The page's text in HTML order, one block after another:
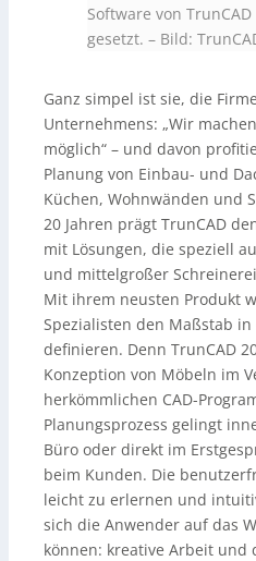
Software von
gesetzt. – Bild:
Ganz simpel ist sie, die
Unternehmens: „Wir
möglich“ – und davon
Planung von Einbau- und
Küchen, Wohnwänden und
20 Jahren prägt TrunCAD
mit Lösungen, die speziell
und mittelgroßer
Mit ihrem neusten Produkt
Spezialisten den Maßstab
definieren. Denn TrunCAD
Konzeption von Möbeln im
herkömmlichen CAD-
Planungsprozess gelingt
Büro oder direkt im
beim Kunden. Die
leicht zu erlernen und
sich die Anwender auf das
können: kreative Arbeit und